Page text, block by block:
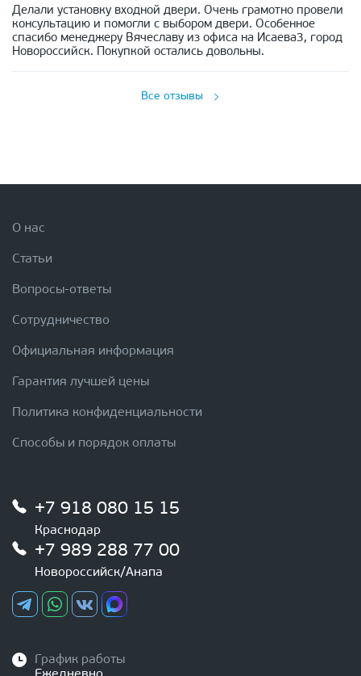
Делали установку входной двери. Очень грамотно провели
консультацию и помогли с выбором двери. Особенное
спасибо менеджеру Вячеславу из офиса на Исаева3, город
Новороссийск. Покупкой остались довольны.
Все отзывы
О нас
Статьи
Вопросы-ответы
Сотрудничество
Официальная информация
Гарантия лучшей цены
Политика конфиденциальности
Способы и порядок оплаты
+7 918 080 15 15
Краснодар
+7 989 288 77 00
Новороссийск/Анапа
График работы